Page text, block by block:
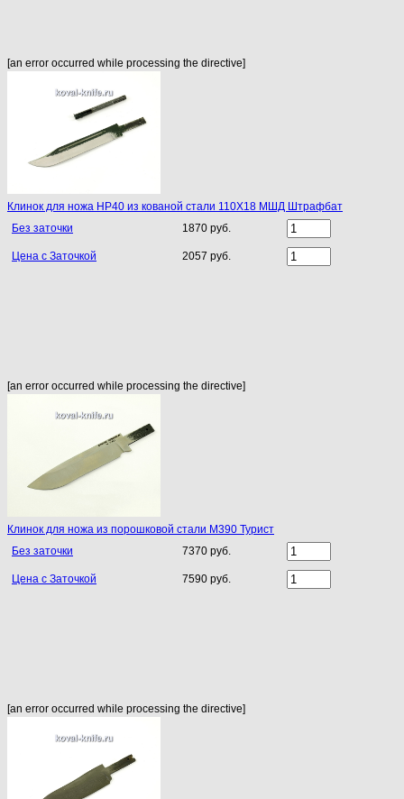
[an error occurred while processing the directive]
Клинок для ножа НР40 из кованой стали 110Х18 МШД Штрафбат
Без заточки
1870 руб.
Цена с Заточкой 2057 руб.
[an error occurred while processing the directive]
Клинок для ножа из порошковой стали M390 Турист
Без заточки
7370 руб.
Цена с Заточкой 7590 руб.
[an error occurred while processing the directive]